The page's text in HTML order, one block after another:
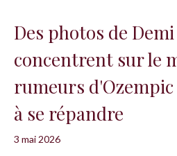
Des photos de
concentrent sur le
rumeurs
à se répandre
3 mai 2026